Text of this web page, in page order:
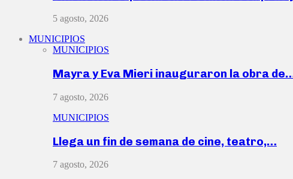
5 agosto, 2026
MUNICIPIOS
MUNICIPIOS
Mayra y Eva Mieri inauguraron la obra
7 agosto, 2026
MUNICIPIOS
Llega un fin de semana de cine, teatro,…
7 agosto, 2026